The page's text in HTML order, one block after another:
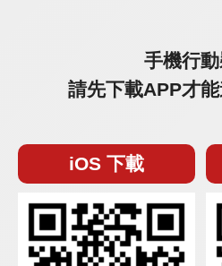
手機行
請先下載APP才
iOS 下載